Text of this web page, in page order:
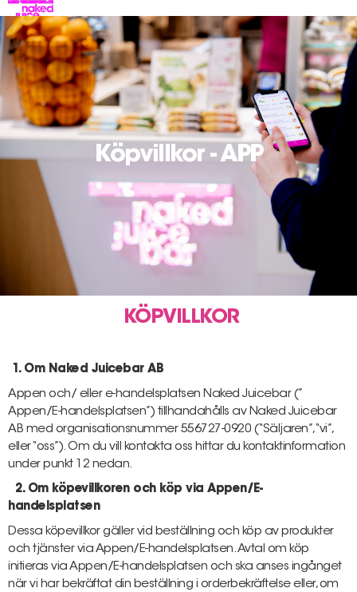
Köpvillkor - APP
KÖPVILLKOR
1. Om Naked Juicebar AB
Appen och/ eller e-handelsplatsen Naked Juicebar (”
Appen/E-handelsplatsen”) tillhandahålls av Naked Juicebar
AB med organisationsnummer 556727-0920 (“Säljaren”, “vi”,
eller “oss”). Om du vill kontakta oss hittar du kontaktinformation
under punkt 12 nedan.
2. Om köpevillkoren och köp via Appen/E-
handelsplatsen
Dessa köpevillkor gäller vid beställning och köp av produkter
och tjänster via Appen/E-handelsplatsen. Avtal om köp
initieras via Appen/E-handelsplatsen och ska anses ingånget
när vi har bekräftat din beställning i orderbekräftelse eller, om